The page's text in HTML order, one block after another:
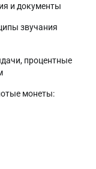
и документы
звучания
процентные
монеты: